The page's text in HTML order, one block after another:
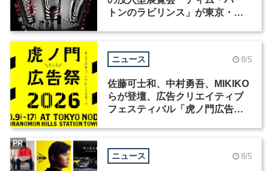
トンのラビリンス」が東京・豊
ニュース 8/5
佐藤可士和、中村勇吾、MIKIKO
らが登壇、広告クリエイティブ
フェスティバル「虎ノ門広告
ニュース 8/5
PR